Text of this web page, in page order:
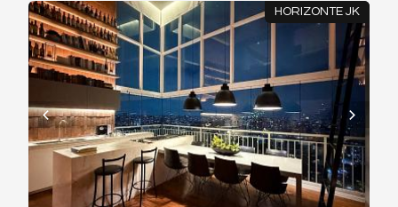
HORIZONTE JK